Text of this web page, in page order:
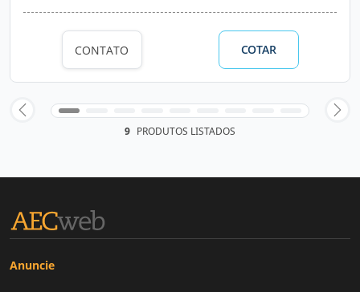
CONTATO COTAR
9 PRODUTOS LISTADOS
Anuncie